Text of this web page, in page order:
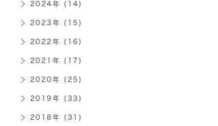
2024年 (14)
2023年 (15)
2022年 (16)
2021年 (17)
2020年 (25)
2019年 (33)
2018年 (31)